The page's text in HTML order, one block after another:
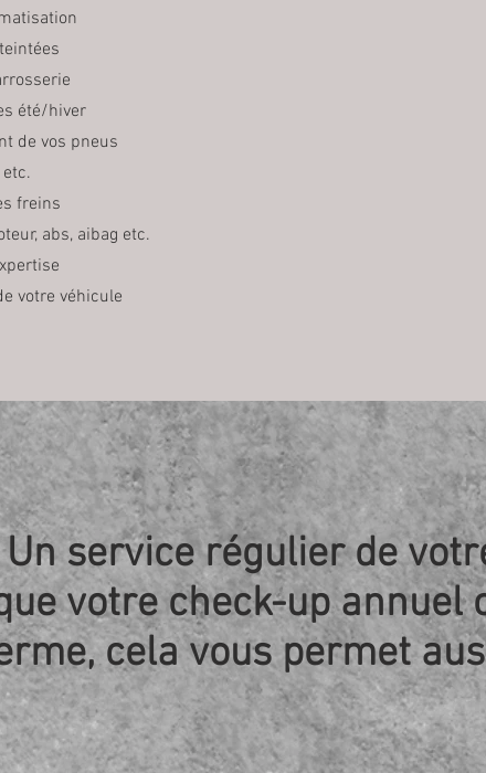
été/hiver
de vos pneus
freins
abs, aibag etc.
votre véhicule
Un service régulier de
votre check-up annuel
cela vous permet